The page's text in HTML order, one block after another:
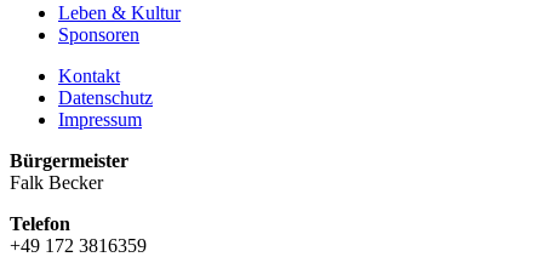
Leben & Kultur
Sponsoren
Kontakt
Datenschutz
Impressum
Bürgermeister
Falk Becker
Telefon
+49 172 3816359